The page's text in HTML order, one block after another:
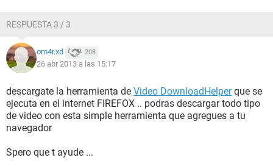
RESPUESTA 3 / 3
om4r.xd 208
26 abr 2013 a las 15:17
descargate la herramienta de Video DownloadHelperque se
ejecuta en el internet FIREFOX .. podras descargar todo tipo
de video con esta simple herramienta que agregues a tu
navegador
Spero que t ayude ...